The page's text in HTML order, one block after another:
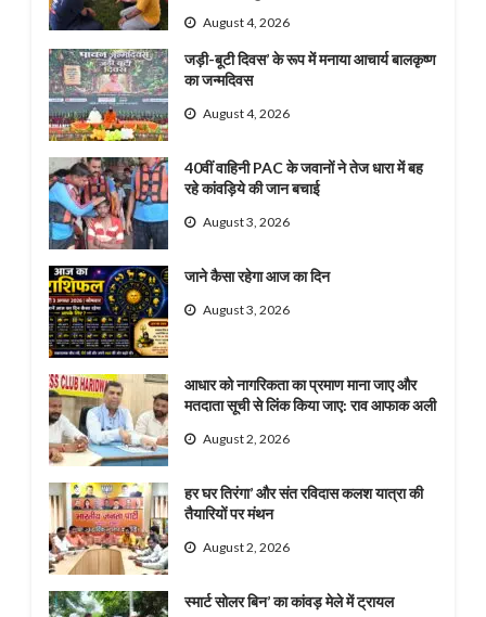
August 4, 2026
जड़ी-बूटी दिवस’ के रूप में मनाया आचार्य बालकृष्ण
का जन्मदिवस
August 4, 2026
40वीं वाहिनी PAC के जवानों ने तेज धारा में बह
रहे कांवड़िये की जान बचाई
August 3, 2026
जाने कैसा रहेगा आज का दिन
August 3, 2026
आधार को नागरिकता का प्रमाण माना जाए और
मतदाता सूची से लिंक किया जाए: राव आफाक अली
August 2, 2026
हर घर तिरंगा’ और संत रविदास कलश यात्रा की
तैयारियों पर मंथन
August 2, 2026
स्मार्ट सोलर बिन’ का कांवड़ मेले में ट्रायल